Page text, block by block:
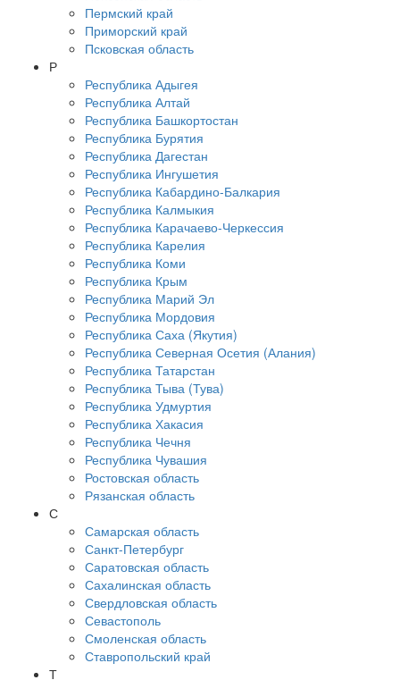
Пермский край
Приморский край
Псковская область
Р
Республика Адыгея
Республика Алтай
Республика Башкортостан
Республика Бурятия
Республика Дагестан
Республика Ингушетия
Республика Кабардино-Балкария
Республика Калмыкия
Республика Карачаево-Черкессия
Республика Карелия
Республика Коми
Республика Крым
Республика Марий Эл
Республика Мордовия
Республика Саха (Якутия)
Республика Северная Осетия (Алания)
Республика Татарстан
Республика Тыва (Тува)
Республика Удмуртия
Республика Хакасия
Республика Чечня
Республика Чувашия
Ростовская область
Рязанская область
С
Самарская область
Санкт-Петербург
Саратовская область
Сахалинская область
Свердловская область
Севастополь
Смоленская область
Ставропольский край
Т